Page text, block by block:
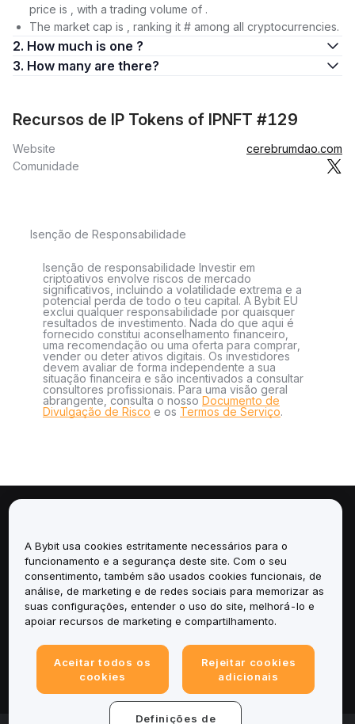
price is , with a trading volume of .
The market cap is , ranking it # among all cryptocurrencies.
2. How much is one ?
3. How many are there?
Recursos de IP Tokens of IPNFT #129
Website
cerebrumdao.com
Comunidade
Isenção de Responsabilidade
Isenção de responsabilidade Investir em
criptoativos envolve riscos de mercado
significativos, incluindo a volatilidade extrema e a
potencial perda de todo o teu capital. A Bybit EU
exclui qualquer responsabilidade por quaisquer
resultados de investimento. Nada do que aqui é
fornecido constitui aconselhamento financeiro,
uma recomendação ou uma oferta para comprar,
vender ou deter ativos digitais. Os investidores
devem avaliar de forma independente a sua
situação financeira e são incentivados a consultar
consultores profissionais. Para uma visão geral
abrangente, consulta o nosso Documento de
Divulgação de Risco e os Termos de Serviço.
Serviços
Suporte
A Bybit usa cookies estritamente necessários para o
funcionamento e a segurança deste site. Com o seu
consentimento, também são usados cookies funcionais, de
análise, de marketing e de redes sociais para memorizar as
suas configurações, entender o uso do site, melhorá-lo e
apoiar recursos de marketing e compartilhamento.
Aceitar todos os
cookies
Rejeitar cookies
adicionais
Definições de